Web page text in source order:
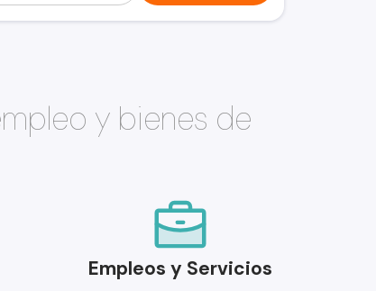
y bienes de
Empleos y Servicios